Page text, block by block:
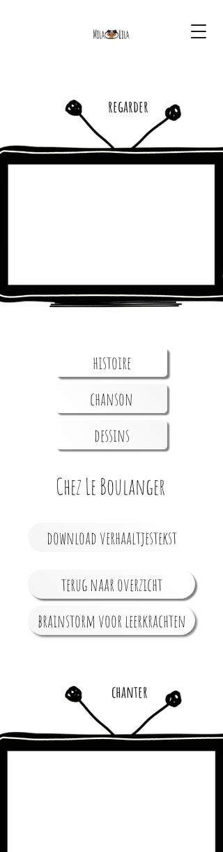
regarder
histoire
chanson
dessins
Chez Le Boulanger
download verhaaltjestekst
terug naar overzicht
brainstorm voor leerkrachten
chanter